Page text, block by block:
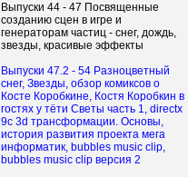
Выпуски 44 - 47 Посвященные
созданию сцен в игре и
генераторам частиц - снег, дождь,
звезды, красивые эффекты
Выпуски 47.2 - 54 Разноцветный
снег, Звезды, обзор комиксов о
Косте Коробкине, Костя Коробкин в
гостях у тёти Светы часть 1, directx
9c 3d трансформации. Основы,
история развития проекта мега
информатик, bubbles music clip,
bubbles music clip версия 2